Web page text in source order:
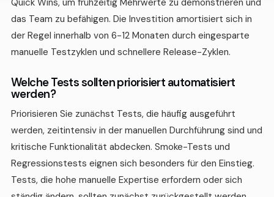
das Team zu befähigen. Die Investition amortisiert sich in
der Regel innerhalb von 6-12 Monaten durch eingesparte
manuelle Testzyklen und schnellere Release-Zyklen.
Welche Tests sollten priorisiert automatisiert
werden?
Priorisieren Sie zunächst Tests, die häufig ausgeführt
werden, zeitintensiv in der manuellen Durchführung sind und
kritische Funktionalität abdecken. Smoke-Tests und
Regressionstests eignen sich besonders für den Einstieg.
Tests, die hohe manuelle Expertise erfordern oder sich